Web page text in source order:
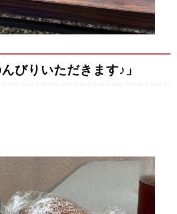
んびりいただきます♪」